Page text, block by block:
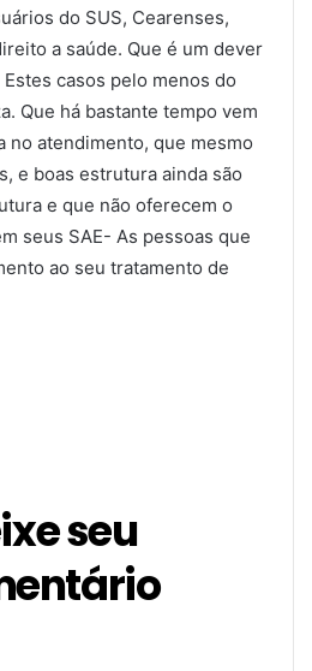
do SUS, Cearenses,
a saúde. Que é um dever
casos pelo menos do
Que há bastante tempo vem
no atendimento, que mesmo
e boas estrutura ainda são
e que não oferecem o
seus SAE- As pessoas que
ao seu tratamento de
seu